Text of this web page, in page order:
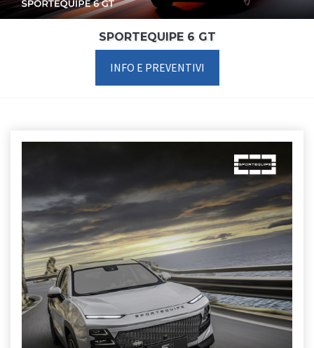
SPORTEQUIPE 6 GT
INFO E PREVENTIVI